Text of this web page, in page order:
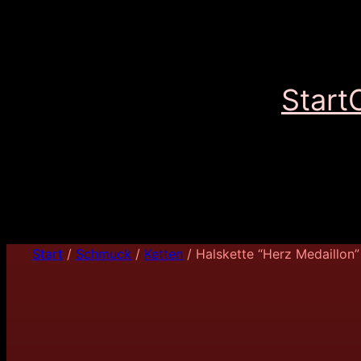
Start
Start / Schmuck / Ketten / Halskette “Herz Medaillon”